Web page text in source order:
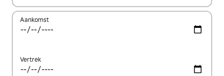
Aankomst
Vertrek